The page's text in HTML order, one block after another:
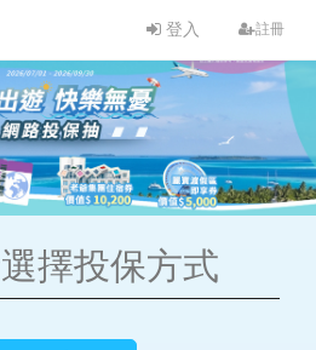
登入 註冊
擇投保方式